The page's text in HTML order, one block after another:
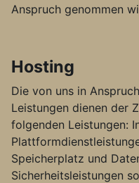
Anspruch genommen
Hosting
Die von uns in
Leistungen dienen der
folgenden Leistungen:
Speicherplatz und
Sicherheitsleistungen